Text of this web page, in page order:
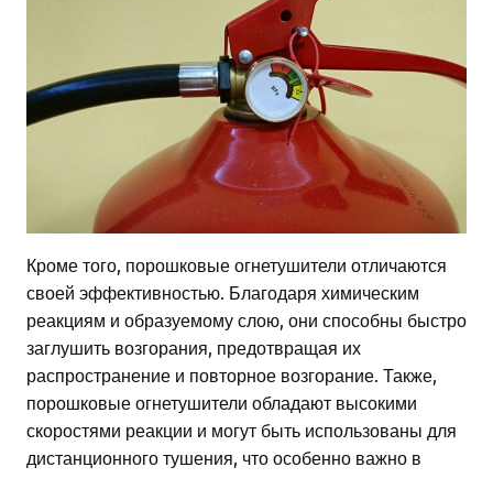
Кроме того, порошковые огнетушители отличаются
своей эффективностью. Благодаря химическим
реакциям и образуемому слою, они способны быстро
заглушить возгорания, предотвращая их
распространение и повторное возгорание. Также,
порошковые огнетушители обладают высокими
скоростями реакции и могут быть использованы для
дистанционного тушения, что особенно важно в